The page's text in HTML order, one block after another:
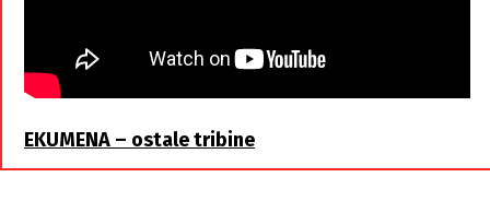
EKUMENA – ostale tribine